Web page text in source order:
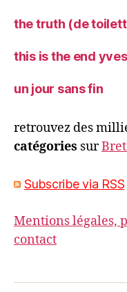
the truth (de
this is the end yves
un jour sans fin
retrouvez des
catégories sur
Subscribe via RSS
Mentions légales,
contact